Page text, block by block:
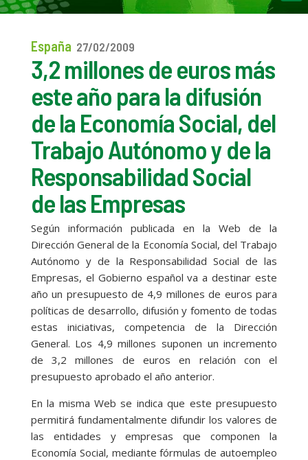
España 27/02/2009
3,2 millones de euros más
este año para la difusión
de la Economía Social, del
Trabajo Autónomo y de la
Responsabilidad Social
de las Empresas
Según información publicada en la Web de la
Dirección General de la Economía Social, del Trabajo
Autónomo y de la Responsabilidad Social de las
Empresas, el Gobierno español va a destinar este
año un presupuesto de 4,9 millones de euros para
políticas de desarrollo, difusión y fomento de todas
estas iniciativas, competencia de la Dirección
General. Los 4,9 millones suponen un incremento
de 3,2 millones de euros en relación con el
presupuesto aprobado el año anterior.
En la misma Web se indica que este presupuesto
permitirá fundamentalmente difundir los valores de
las entidades y empresas que componen la
Economía Social, mediante fórmulas de autoempleo